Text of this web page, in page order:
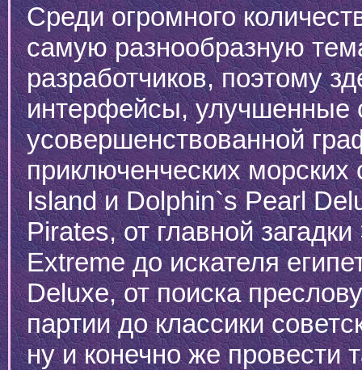
Среди огромного
самую разнообразную
разработчиков, поэтому
интерфейсы, улучшенные
усовершенствованной
приключенческих морских
Island и Dolphin`s Pearl
Pirates, от главной
Extreme до искателя
Deluxe, от поиска
партии до классики
ну и конечно же провести